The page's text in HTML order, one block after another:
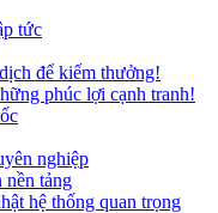
tức
để kiếm thưởng!
phúc lợi cạnh tranh!
nghiệp
nền tảng
hệ thống quan trọng